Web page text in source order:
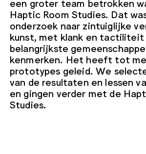
een groter team betrokken
Haptic Room Studies. Dat
onderzoek naar zintuiglijke
kunst, met klank en tactiliteit
belangrijkste
kenmerken. Het heeft tot
prototypes geleid. We
van de resultaten en lessen
en gingen verder met de
Studies.